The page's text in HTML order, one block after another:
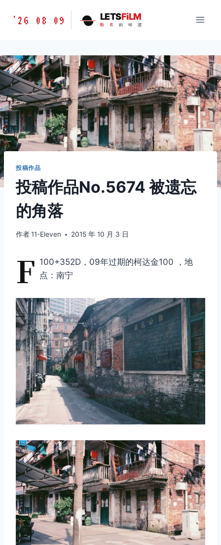
胶
味
道
LETSFILM
'26 08 09 LETSFiLM
胶 片 的 味 道
投稿作品
投稿作品No.5674 被遗忘
的角落
作者11-Eleven 2015 年 10 月 3 日
F 100+352D，09年过期的柯达金100 ，地
点：南宁